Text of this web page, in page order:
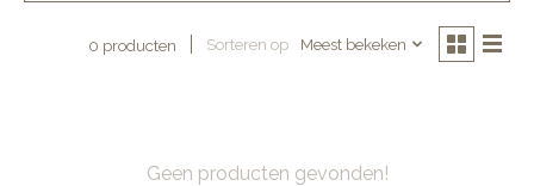
0 producten Sorteren op Meest bekeken
Geen producten gevonden!